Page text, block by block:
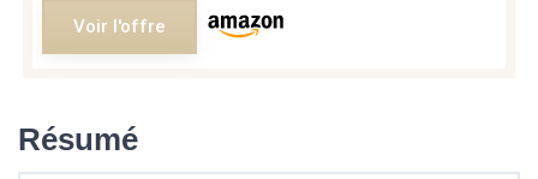
Voir l'offre
Résumé